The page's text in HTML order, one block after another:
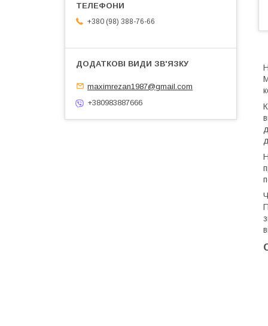
+380 (98) 388-76-66
maximrezan1987@gmail.com
+380983887666